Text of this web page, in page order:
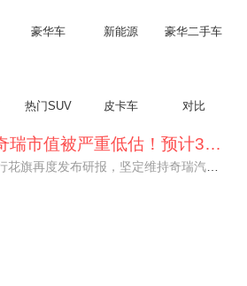
豪华车 新能源 豪华二手车
热门SUV 皮卡车 对比
美国花旗：奇瑞市值被严重低估！预计36港元/股
近期美国权威投行花旗再度发布研报，坚定维持奇瑞汽车（09973.HK）买入评级，将其合理目标价定格在36港元/股。对照公司最新25.46港元的二级市场现价，这一目标价意味着股价存在41.4%的可观上行空间，花旗直言，当前资本市场受短期市场情绪、国内车市价格战扰动，明显低估了奇瑞长期价值与全球化成长潜力。